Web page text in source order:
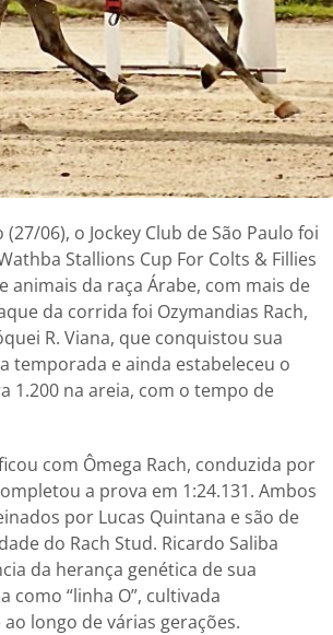
06), o Jockey Club de São Paulo foi
Stallions Cup For Colts & Fillies
animais da raça Árabe, com mais de
da corrida foi Ozymandias Rach,
R. Viana, que conquistou sua
temporada e ainda estabeleceu o
1.200 na areia, com o tempo de
com Ômega Rach, conduzida por
a prova em 1:24.131. Ambos
por Lucas Quintana e são de
do Rach Stud. Ricardo Saliba
da herança genética de sua
como “linha O”, cultivada
longo de várias gerações.